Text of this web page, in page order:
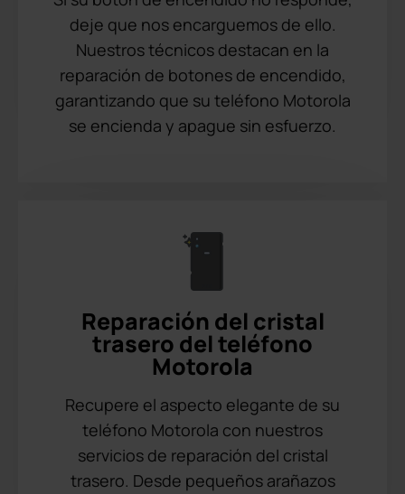
deje que nos encarguemos de ello.
Nuestros técnicos destacan en la
reparación de botones de encendido,
garantizando que su teléfono Motorola
se encienda y apague sin esfuerzo.
Reparación del cristal
trasero del teléfono
Motorola
Recupere el aspecto elegante de su
teléfono Motorola con nuestros
servicios de reparación del cristal
trasero. Desde pequeños arañazos